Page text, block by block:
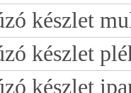
készlet
készlet
készlet